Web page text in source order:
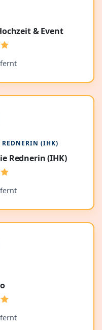
& Event
REDNERIN (IHK)
Rednerin (IHK)